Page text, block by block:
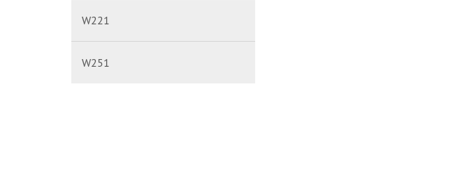
W221
W251